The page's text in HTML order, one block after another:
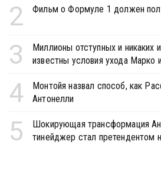
2 Фильм о Формуле 1 должен
3
Миллионы отступных и никаких
известны условия ухода Марко
4
Монтойя назвал способ, как
Антонелли
5
Шокирующая трансформация
тинейджер стал претендентом